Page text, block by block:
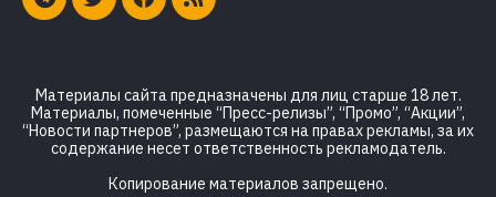
Материалы сайта предназначены для лиц старше 18 лет.
Материалы, помеченные “Пресс-релизы”, “Промо”, “Акции”,
“Новости партнеров”, размещаются на правах рекламы, за их
содержание несет ответственность рекламодатель.
Копирование материалов запрещено.